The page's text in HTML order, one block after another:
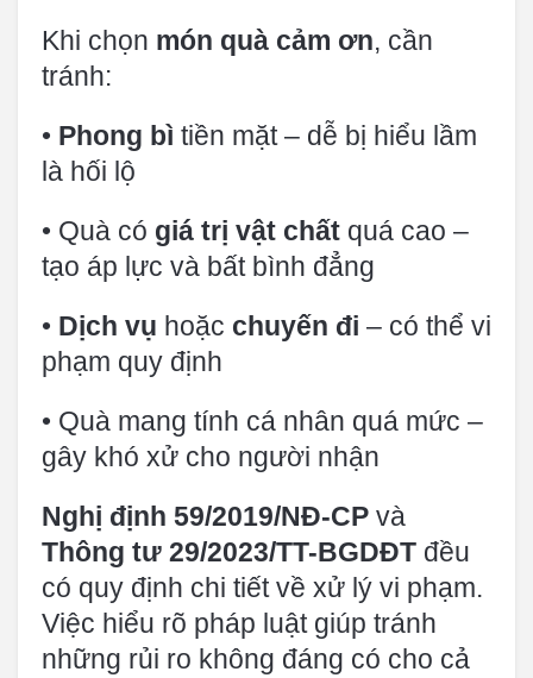
Khi chọn món quà cảm ơn, cần
tránh:
• Phong bì tiền mặt – dễ bị hiểu lầm
là hối lộ
• Quà có giá trị vật chất quá cao –
tạo áp lực và bất bình đẳng
• Dịch vụ hoặc chuyến đi – có thể vi
phạm quy định
• Quà mang tính cá nhân quá mức –
gây khó xử cho người nhận
Nghị định 59/2019/NĐ-CP và
Thông tư 29/2023/TT-BGDĐT đều
có quy định chi tiết về xử lý vi phạm.
Việc hiểu rõ pháp luật giúp tránh
những rủi ro không đáng có cho cả